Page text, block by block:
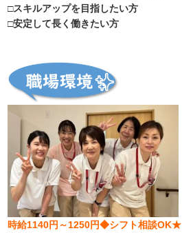
□スキルアップを目指したい方
□安定して長く働きたい方
時給1140円～1250円◆シフト相談OK★